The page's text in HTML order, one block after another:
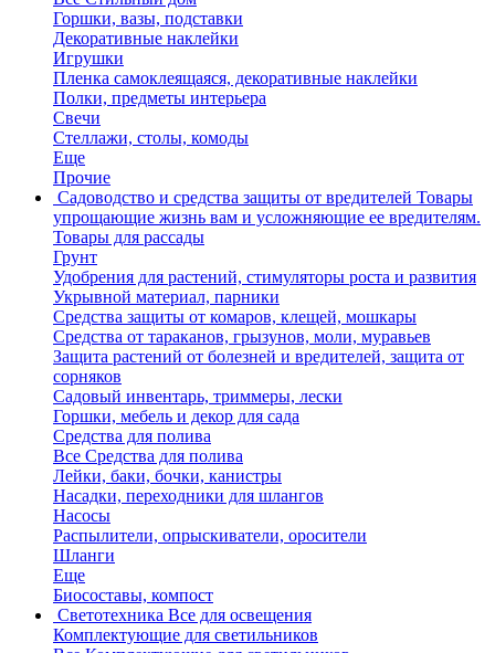
Горшки, вазы, подставки
Декоративные наклейки
Игрушки
Пленка самоклеящаяся, декоративные наклейки
Полки, предметы интерьера
Свечи
Стеллажи, столы, комоды
Еще
Прочие
Садоводство и средства защиты от вредителей Товары
упрощающие жизнь вам и усложняющие ее вредителям.
Товары для рассады
Грунт
Удобрения для растений, стимуляторы роста и развития
Укрывной материал, парники
Средства защиты от комаров, клещей, мошкары
Средства от тараканов, грызунов, моли, муравьев
Защита растений от болезней и вредителей, защита от
сорняков
Садовый инвентарь, триммеры, лески
Горшки, мебель и декор для сада
Средства для полива
Все Средства для полива
Лейки, баки, бочки, канистры
Насадки, переходники для шлангов
Насосы
Распылители, опрыскиватели, оросители
Шланги
Еще
Биосоставы, компост
Светотехника Все для освещения
Комплектующие для светильников